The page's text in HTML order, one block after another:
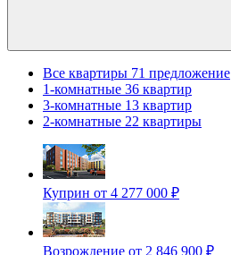
Все квартиры 71 предложение
1-комнатные 36 квартир
3-комнатные 13 квартир
2-комнатные 22 квартиры
Куприн от 4 277 000 ₽
Возрождение от 2 846 900 ₽